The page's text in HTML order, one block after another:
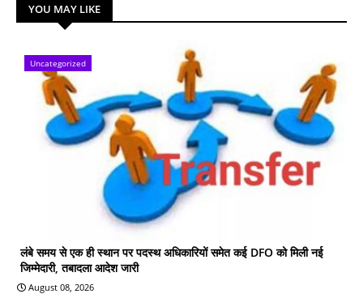
YOU MAY LIKE
Uncategorized
लंबे समय से एक ही स्थान पर पदस्थ अधिकारियों समेत कई DFO को मिली नई
जिम्मेदारी, तबादला आदेश जारी
August 08, 2026